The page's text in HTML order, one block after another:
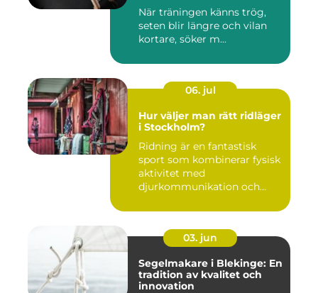
När träningen känns trög,
seten blir längre och vilan
kortare, söker m...
06. jul
Hur väljer man rätt ridläger
i Stockholm?
Ridning är en fantastisk
sport som kombinerar fysisk
aktivitet med
djurkommunikation och
03. jun
Segelmakare i Blekinge: En
tradition av kvalitet och
innovation